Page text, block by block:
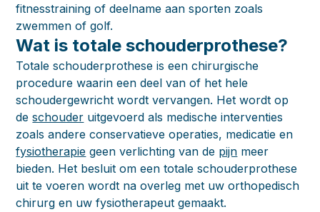
fitnesstraining of deelname aan sporten zoals
zwemmen of golf.
Wat is totale schouderprothese?
Totale schouderprothese is een chirurgische
procedure waarin een deel van of het hele
schoudergewricht wordt vervangen. Het wordt op
deschouder uitgevoerd als medische interventies
zoals andere conservatieve operaties, medicatie en
fysiotherapie geen verlichting van de pijn meer
bieden. Het besluit om een totale schouderprothese
uit te voeren wordt na overleg met uw orthopedisch
chirurg en uw fysiotherapeut gemaakt.